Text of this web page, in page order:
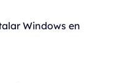
Windows en